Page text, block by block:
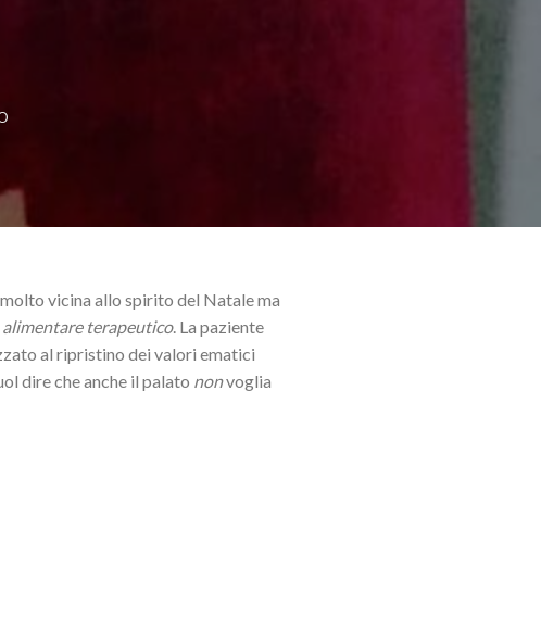
vicina allo spirito del Natale ma
terapeutico. La paziente
al ripristino dei valori ematici
dire che anche il palato nonvoglia